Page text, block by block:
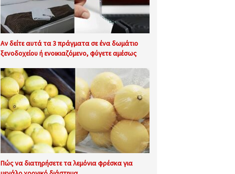
Αν δείτε αυτά τα 3 πράγματα σε ένα δωμάτιο
ξενοδοχείου ή ενοικιαζόμενο, φύγετε αμέσως
Πώς να διατηρήσετε τα λεμόνια φρέσκα για